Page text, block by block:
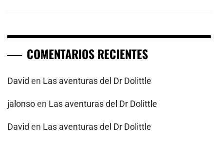
COMENTARIOS RECIENTES
David en Las aventuras del Dr Dolittle
jalonsoen Las aventuras del Dr Dolittle
David en Las aventuras del Dr Dolittle